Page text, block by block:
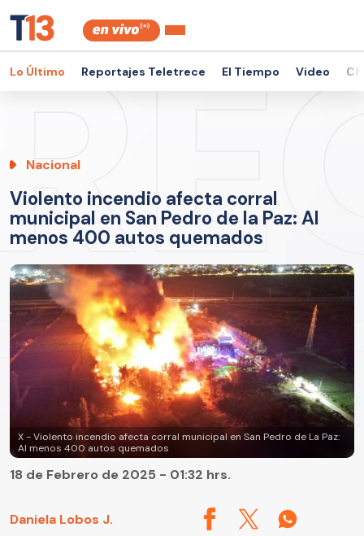
Lo Último Reportajes Teletrece El Tiempo Video
Nacional
Violento incendio afecta corral
municipal en San Pedro de la Paz: Al
menos 400 autos quemados
X - Violento incendio afecta corral municipal en San Pedro de La Paz:
Al menos 400 autos quemados
Daniela Lobos J.
18 de Febrero de 2025 - 01:32 hrs.